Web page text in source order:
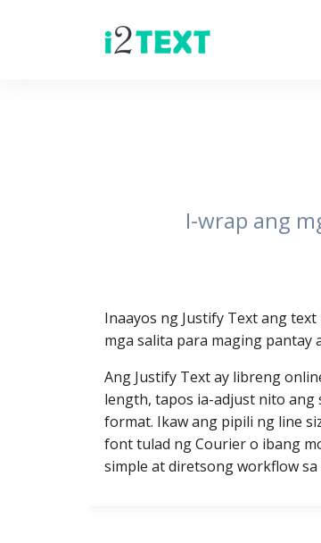
I-wrap ang
Inaayos ng Justify Text ang
mga salita para maging pantay
Ang Justify Text ay libreng
length, tapos ia-adjust nito ang
format. Ikaw ang pipili ng line
font tulad ng Courier o ibang
simple at diretsong workflow